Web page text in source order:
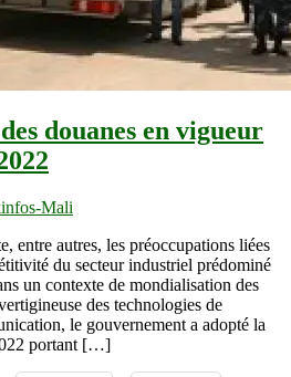
douanes en vigueur
Mali
entre autres, les préoccupations liées
du secteur industriel prédominé
un contexte de mondialisation des
des technologies de
le gouvernement a adopté la
portant […]